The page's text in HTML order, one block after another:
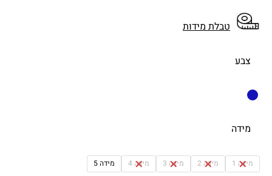
טבלת מידות
צבע
מידה
מידה 1 מידה 2 מידה 3 מידה 4 מידה 5